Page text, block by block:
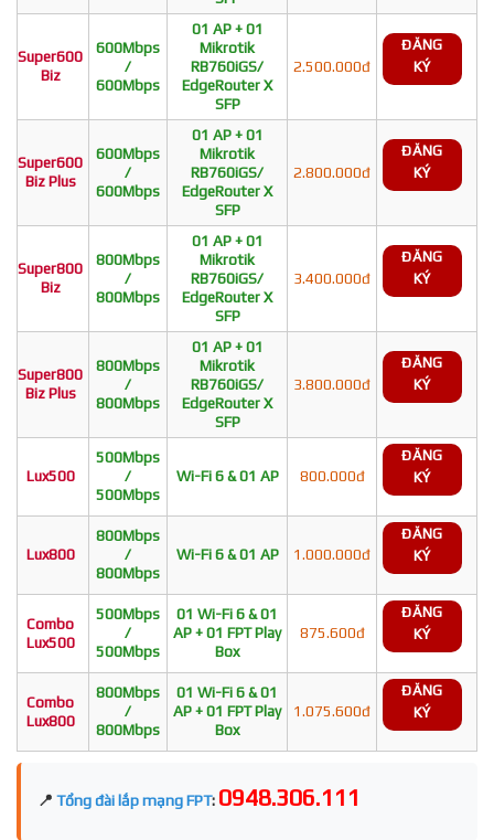
Super600
Biz
600Mbps
/
600Mbps
01 AP + 01
Mikrotik
RB760iGS/
EdgeRouter X
SFP
2.500.000đ
ĐĂNG
KÝ
Super600
Biz Plus
600Mbps
/
600Mbps
01 AP + 01
Mikrotik
RB760iGS/
EdgeRouter X
SFP
2.800.000đ
ĐĂNG
KÝ
Super800
Biz
800Mbps
/
800Mbps
01 AP + 01
Mikrotik
RB760iGS/
EdgeRouter X
SFP
3.400.000đ
ĐĂNG
KÝ
Super800
Biz Plus
800Mbps
/
800Mbps
01 AP + 01
Mikrotik
RB760iGS/
EdgeRouter X
SFP
3.800.000đ
ĐĂNG
KÝ
Lux500
500Mbps
/
500Mbps
Wi-Fi 6 & 01 AP 800.000đ
ĐĂNG
KÝ
Lux800
800Mbps
/
800Mbps
Wi-Fi 6 & 01 AP 1.000.000đ
ĐĂNG
KÝ
Combo
Lux500
500Mbps
/
500Mbps
01 Wi-Fi 6 & 01
AP + 01 FPT Play
Box
875.600đ
ĐĂNG
KÝ
Combo
Lux800
800Mbps
/
800Mbps
01 Wi-Fi 6 & 01
AP + 01 FPT Play
Box
1.075.600đ
ĐĂNG
KÝ
📍 Tổng đài lắp mạng FPT: 0948.306.111